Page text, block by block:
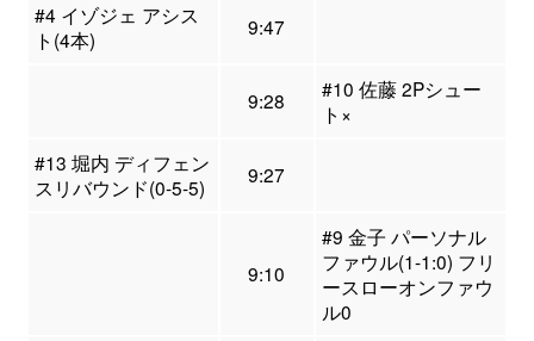
#4 イゾジェ アシス
ト(4本)
9:47
9:28
#10 佐藤 2Pシュー
ト×
#13 堀内 ディフェン
スリバウンド(0-5-5)
9:27
9:10
#9 金子 パーソナル
ファウル(1-1:0) フリ
ースローオンファウ
ル0